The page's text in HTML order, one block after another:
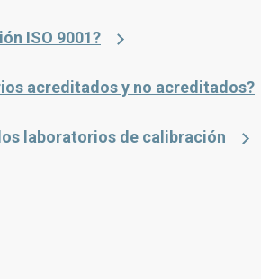
ISO 9001?
acreditados y no acreditados?
laboratorios de calibración